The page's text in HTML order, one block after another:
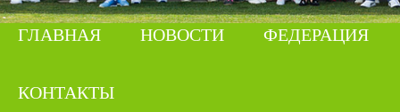
ГЛАВНАЯ НОВОСТИ ФЕДЕРАЦИЯ
КОНТАКТЫ